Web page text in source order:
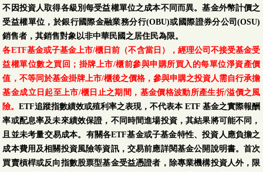
不因投資人取得各級別每受益權單位之成本不同而異。基金外幣計價之
受益權單位，於銀行國際金融業務分行(OBU)或國際證券分公司(OSU)
銷售者，其銷售對象以非中華民國之居住民為限。
各ETF基金或子基金上市/櫃日前（不含當日），經理公司不接受基金受
益權單位數之買回；掛牌上市/櫃前參與申購所買入的每單位淨資產價
值，不等同於基金掛牌上市/櫃後之價格，參與申購之投資人需自行承擔
基金成立日起至上市/櫃日止之期間，基金價格波動所產生折/溢價之風
險。ETF追蹤指數績效或殖利率之表現，不代表本 ETF 基金之實際報酬
率或配息率及未來績效保證，不同時間進場投資，其結果將可能不同，
且並未考量交易成本。有關各ETF基金或子基金特性、投資人應負擔之
成本費用及相關投資風險等資訊，交易前應詳閱基金公開說明書。首次
買賣槓桿或反向指數股票型基金受益憑證者，除專業機構投資人外，限